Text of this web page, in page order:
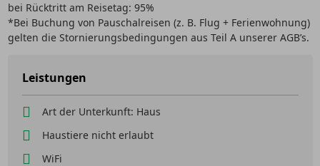
bei Rücktritt am Reisetag: 95%
*Bei Buchung von Pauschalreisen (z. B. Flug + Ferienwohnung)
gelten die Stornierungsbedingungen aus Teil A unserer AGB’s.
Leistungen
Art der Unterkunft: Haus
Haustiere nicht erlaubt
WiFi